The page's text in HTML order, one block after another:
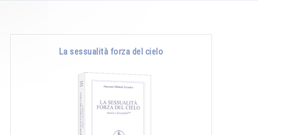
La sessualità forza del cielo